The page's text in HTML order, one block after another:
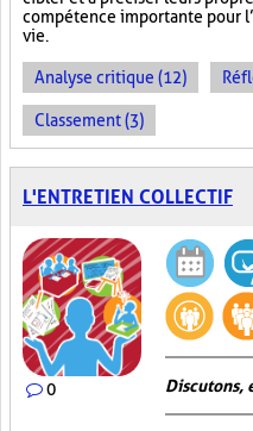
compétence importante pour
vie.
Analyse critique (12)
Classement (3)
L'ENTRETIEN COLLECTIF
0 Discutons,